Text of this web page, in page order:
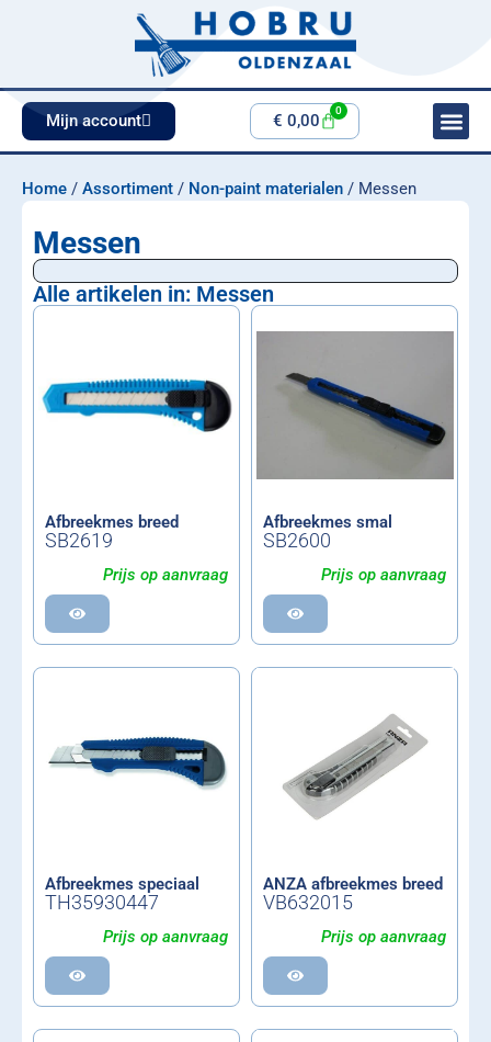
Mijn account € 0,00
0
Home / Assortiment / Non-paint materialen / Messen
Messen
Alle artikelen in: Messen
Afbreekmes breed
SB2619
Prijs op aanvraag
Afbreekmes smal
SB2600
Prijs op aanvraag
Afbreekmes speciaal
TH35930447
Prijs op aanvraag
ANZA afbreekmes breed
VB632015
Prijs op aanvraag